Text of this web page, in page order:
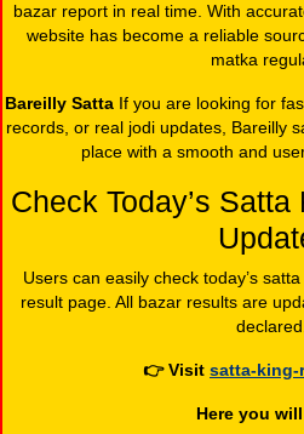
bazar report in real time. With
website has become a reliable
matka
Bareilly Satta If you are looking for
records, or real jodi updates, Bareilly
place with a smooth and
Check Today’s
Users can easily check today’s
result page. All bazar results are
👉Visit satta-
Here you